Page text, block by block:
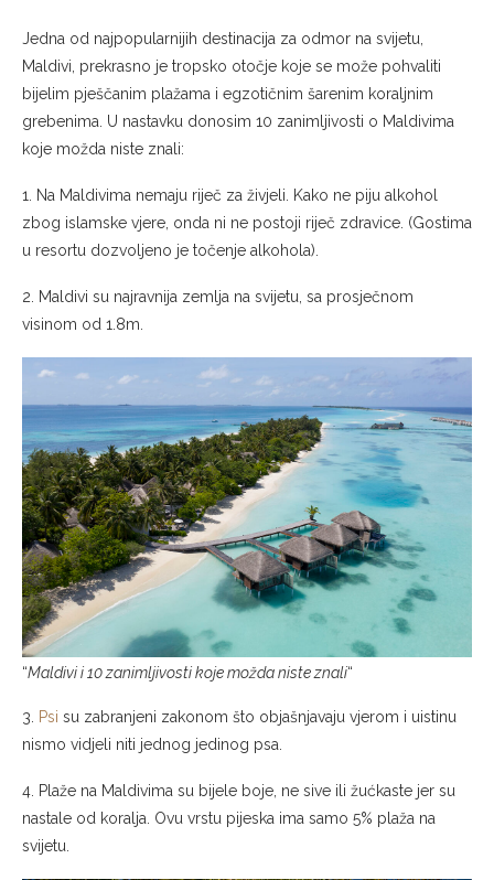
Jedna od najpopularnijih destinacija za odmor na svijetu,
Maldivi, prekrasno je tropsko otočje koje se može pohvaliti
bijelim pješčanim plažama i egzotičnim šarenim koraljnim
grebenima. U nastavku donosim 10 zanimljivosti o Maldivima
koje možda niste znali:
1. Na Maldivima nemaju riječ za živjeli. Kako ne piju alkohol
zbog islamske vjere, onda ni ne postoji riječ zdravice. (Gostima
u resortu dozvoljeno je točenje alkohola).
2. Maldivi su najravnija zemlja na svijetu, sa prosječnom
visinom od 1.8m.
“Maldivi i 10 zanimljivosti koje možda niste znali“
3. Psi su zabranjeni zakonom što objašnjavaju vjerom i uistinu
nismo vidjeli niti jednog jedinog psa.
4. Plaže na Maldivima su bijele boje, ne sive ili žućkaste jer su
nastale od koralja. Ovu vrstu pijeska ima samo 5% plaža na
svijetu.